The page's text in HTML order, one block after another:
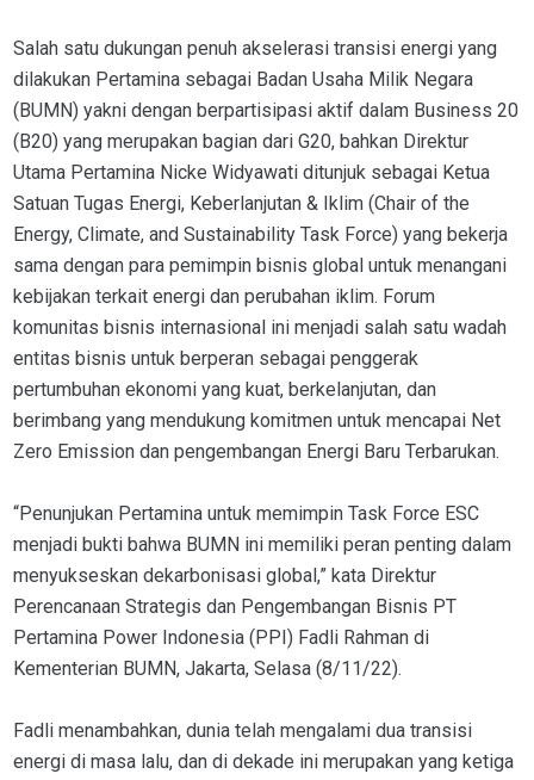
Salah satu dukungan penuh akselerasi transisi energi yang
dilakukan Pertamina sebagai Badan Usaha Milik Negara
(BUMN) yakni dengan berpartisipasi aktif dalam Business 20
(B20) yang merupakan bagian dari G20, bahkan Direktur
Utama Pertamina Nicke Widyawati ditunjuk sebagai Ketua
Satuan Tugas Energi, Keberlanjutan & Iklim (Chair of the
Energy, Climate, and Sustainability Task Force) yang bekerja
sama dengan para pemimpin bisnis global untuk menangani
kebijakan terkait energi dan perubahan iklim. Forum
komunitas bisnis internasional ini menjadi salah satu wadah
entitas bisnis untuk berperan sebagai penggerak
pertumbuhan ekonomi yang kuat, berkelanjutan, dan
berimbang yang mendukung komitmen untuk mencapai Net
Zero Emission dan pengembangan Energi Baru Terbarukan.
“Penunjukan Pertamina untuk memimpin Task Force ESC
menjadi bukti bahwa BUMN ini memiliki peran penting dalam
menyukseskan dekarbonisasi global,” kata Direktur
Perencanaan Strategis dan Pengembangan Bisnis PT
Pertamina Power Indonesia (PPI) Fadli Rahman di
Kementerian BUMN, Jakarta, Selasa (8/11/22).
Fadli menambahkan, dunia telah mengalami dua transisi
energi di masa lalu, dan di dekade ini merupakan yang ketiga